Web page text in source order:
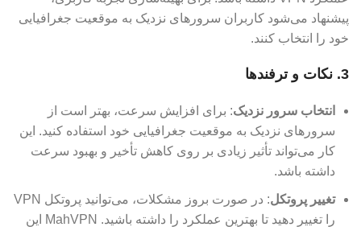
پیشنهاد می‌شود کاربران سرورهای نزدیک به موقعیت جغرافیایی
خود را انتخاب کنند.
3. نکات و ترفندها
انتخاب سرور نزدیک: برای افزایش سرعت، بهتر است از
سرورهای نزدیک به موقعیت جغرافیایی خود استفاده کنید. این
کار می‌تواند تأثیر زیادی بر روی کاهش تأخیر و بهبود سرعت
داشته باشد.
تغییر پروتکل
: در صورت بروز مشکلات، می‌توانید پروتکل VPN
را تغییر دهید تا بهترین عملکرد را داشته باشید. MahVPN این